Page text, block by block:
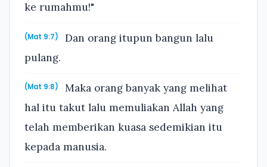
ke rumahmu!"
(Mat 9:7)
Dan orang itupun bangun lalu
pulang.
(Mat 9:8)
Maka orang banyak yang melihat
hal itu takut lalu memuliakan Allah yang
telah memberikan kuasa sedemikian itu
kepada manusia.